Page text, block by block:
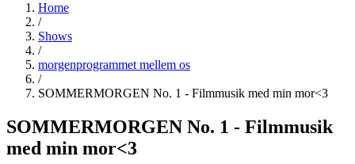
Home
/
Shows
/
morgenprogrammet mellem os
/
SOMMERMORGEN No. 1 - Filmmusik med min mor<3
SOMMERMORGEN No. 1 - Filmmusik
med min mor<3